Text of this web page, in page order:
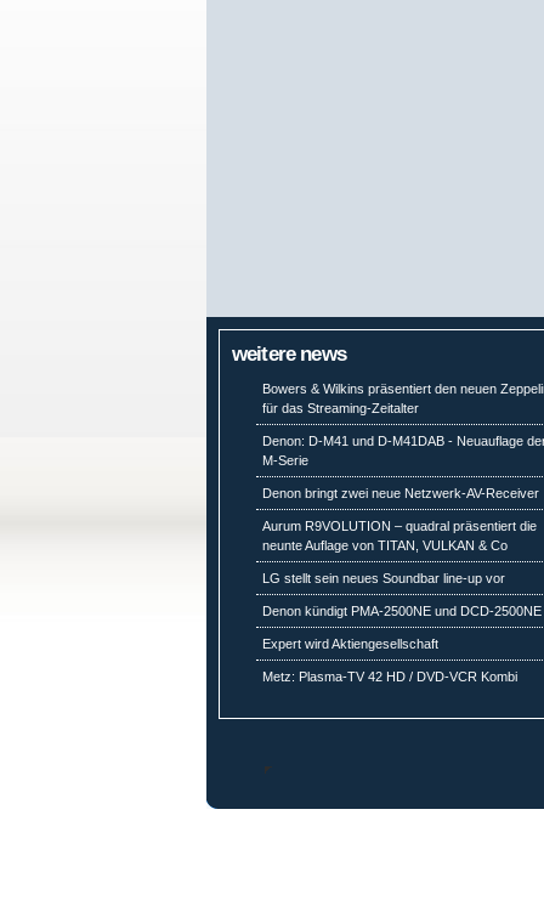
weitere news
Bowers & Wilkins präsentiert den neuen
für das Streaming-Zeitalter
Denon: D-M41 und D-M41DAB - Neuauflage
M-Serie
Denon bringt zwei neue Netzwerk-AV-Receiver
Aurum R9VOLUTION – quadral präsentiert die
neunte Auflage von TITAN, VULKAN & Co
LG stellt sein neues Soundbar line-up vor
Denon kündigt PMA-2500NE und DCD-2500NE
Expert wird Aktiengesellschaft
Metz: Plasma-TV 42 HD / DVD-VCR Kombi